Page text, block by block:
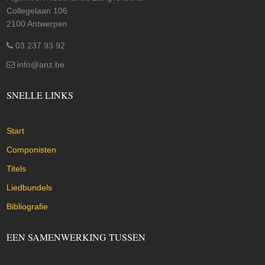
Collegelaan 106
2100 Antwerpen
03 237 93 92
info@anz.be
SNELLE LINKS
Start
Componisten
Titels
Liedbundels
Bibliografie
EEN SAMENWERKING TUSSEN